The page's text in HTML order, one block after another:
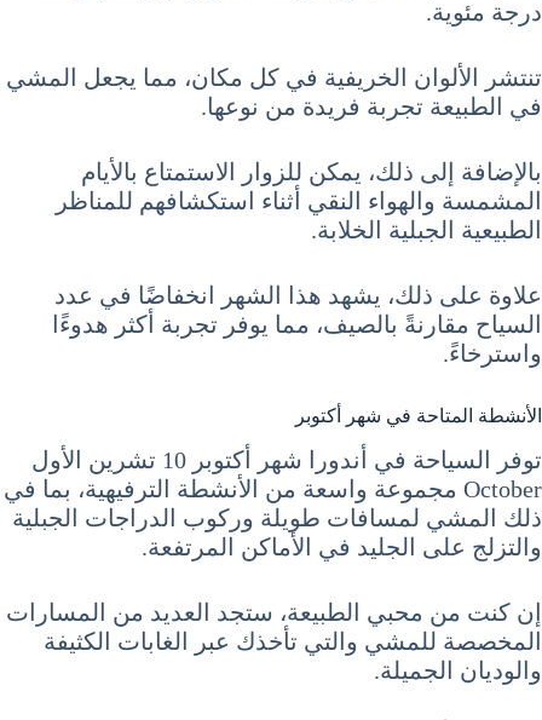
درجة مئوية.
تنتشر الألوان الخريفية في كل مكان، مما يجعل المشي
في الطبيعة تجربة فريدة من نوعها.
بالإضافة إلى ذلك، يمكن للزوار الاستمتاع بالأيام
المشمسة والهواء النقي أثناء استكشافهم للمناظر
الطبيعية الجبلية الخلابة.
علاوة على ذلك، يشهد هذا الشهر انخفاضًا في عدد
السياح مقارنةً بالصيف، مما يوفر تجربة أكثر هدوءًا
واسترخاءً.
الأنشطة المتاحة في شهر أكتوبر
توفر السياحة في أندورا شهر أكتوبر 10 تشرين الأول
October مجموعة واسعة من الأنشطة الترفيهية، بما في
ذلك المشي لمسافات طويلة وركوب الدراجات الجبلية
والتزلج على الجليد في الأماكن المرتفعة.
إن كنت من محبي الطبيعة، ستجد العديد من المسارات
المخصصة للمشي والتي تأخذك عبر الغابات الكثيفة
والوديان الجميلة.